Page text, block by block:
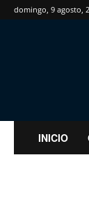
domingo, 9 agosto,
INICIO